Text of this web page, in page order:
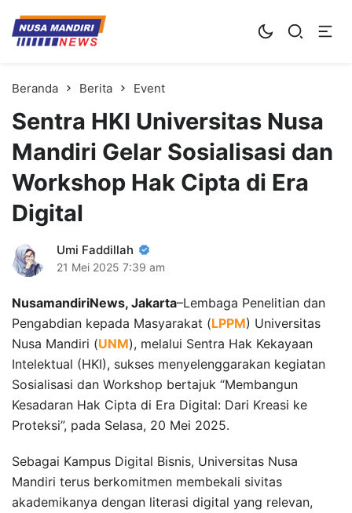
Kampus Digital Bisnis
Universitas Nusa Mandiri
Beranda Berita Event
Sentra HKI Universitas Nusa
Mandiri Gelar Sosialisasi dan
Workshop Hak Cipta di Era
Digital
Umi Faddillah
21 Mei 2025 7:39 am
NusamandiriNews, Jakarta–Lembaga Penelitian dan
Pengabdian kepada Masyarakat (LPPM) Universitas
Nusa Mandiri (UNM), melalui Sentra Hak Kekayaan
Intelektual (HKI), sukses menyelenggarakan kegiatan
Sosialisasi dan Workshop bertajuk “Membangun
Kesadaran Hak Cipta di Era Digital: Dari Kreasi ke
Proteksi”, pada Selasa, 20 Mei 2025.
Sebagai Kampus Digital Bisnis, Universitas Nusa
Mandiri terus berkomitmen membekali sivitas
akademikanya dengan literasi digital yang relevan,